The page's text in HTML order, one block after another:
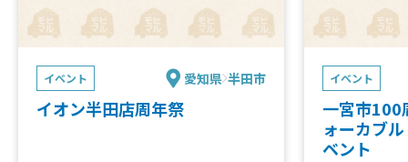
イベント 愛知県 半田市
イオン半田店周年祭
イベント
一宮市100
ォーカブ
ベント